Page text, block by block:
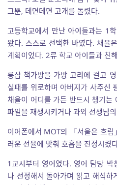
그뿐, 데면데면 고개를 돌렸다.
고등학교에서 만난 아이들과는 1
왔다. 스스로 선택한 바였다. 채율
계획이었다. 2류 학교 아이들과 친
롱샴 책가방을 가방 고리에 걸고
실패를 위로하며 아버지가 사주신
채율이 어디를 가든 반드시 챙기는
파일을 재생시키거나 과외 선생님
이어폰에서 MOT의 「서울은 흐
러운 선율에 맞춰 호흡을 진정시켰
1교시부터 영어였다. 영어 담당
나 선정해서 돌아가며 읽고 해석